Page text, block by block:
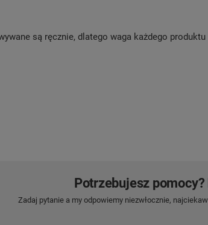
są ręcznie, dlatego waga każdego
Potrzebujesz
Zadaj pytanie a my odpowiemy niezwłocznie,